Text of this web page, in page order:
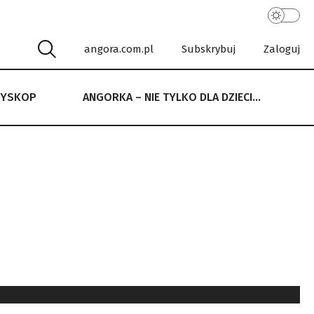
angora.com.pl Subskrybuj Zaloguj
ANGORKA – NIE TYLKO DLA DZIECI…
NIE TYLKO DLA DZIECI…